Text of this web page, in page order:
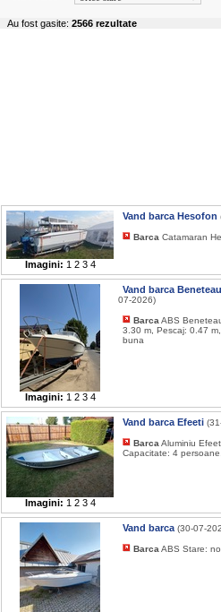
Au fost gasite: 2566 rezultate
Imagini: 1 2 3 4
Vand barca Hesofon
Barca Catamaran
Imagini: 1 2 3 4
Vand barca
07-2026)
Barca ABS
3.30 m, Pescaj: 0.47
buna
Imagini: 1 2 3 4
Vand barca Efeeti
Barca Aluminiu
Capacitate: 4
Vand barca (30-07-
Barca ABS Stare: